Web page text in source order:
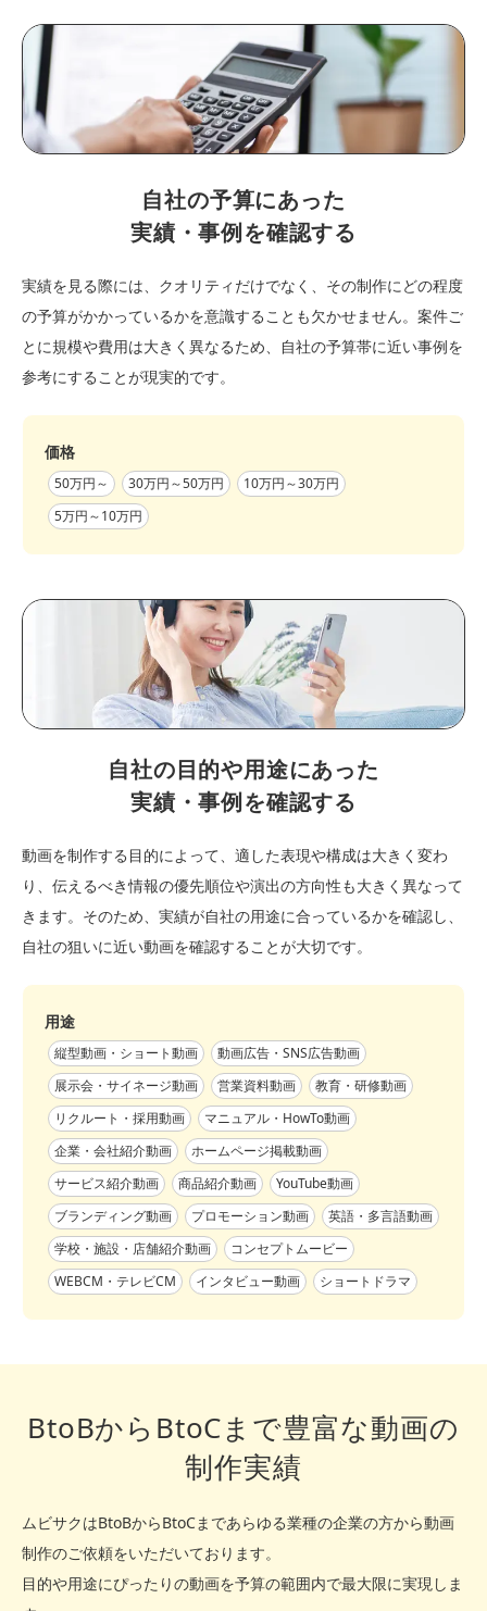
自社の予算にあった
実績・事例を確認する
実績を見る際には、クオリティだけでなく、その制作にどの程度
の予算がかかっているかを意識することも欠かせません。案件ご
とに規模や費用は大きく異なるため、自社の予算帯に近い事例を
参考にすることが現実的です。
価格
50万円～ 30万円～50万円
10万円～30万円
5万円～10万円
自社の目的や用途にあった
実績・事例を確認する
動画を制作する目的によって、適した表現や構成は大きく変わ
り、伝えるべき情報の優先順位や演出の方向性も大きく異なって
きます。そのため、実績が自社の用途に合っているかを確認し、
自社の狙いに近い動画を確認することが大切です。
用途
縦型動画・ショート動画
動画広告・SNS広告動画
展示会・サイネージ動画
営業資料動画
教育・研修動画
リクルート・採用動画
マニュアル・HowTo動画
企業・会社紹介動画
ホームページ掲載動画
サービス紹介動画
商品紹介動画
YouTube動画
ブランディング動画
プロモーション動画
英語・多言語動画
学校・施設・店舗紹介動画
コンセプトムービー
WEBCM・テレビCM
インタビュー動画 ショートドラマ
BtoBからBtoCまで豊富な動画の
制作実績
ムビサクはBtoBからBtoCまであらゆる業種の企業の方から動画
制作のご依頼をいただいております。
目的や用途にぴったりの動画を予算の範囲内で最大限に実現しま